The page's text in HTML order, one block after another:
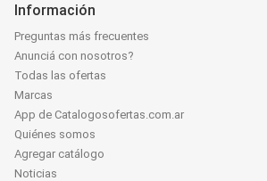
Información
Preguntas más frecuentes
Anunciá con nosotros?
Todas las ofertas
Marcas
App de Catalogosofertas.com.ar
Quiénes somos
Agregar catálogo
Noticias